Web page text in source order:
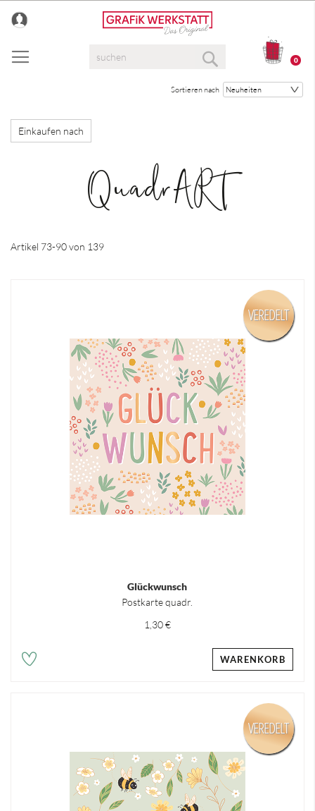
zum
0
QuadrART
Artikel 73-90von 139
Sortieren nach
Glückwunsch
Postkarte quadr.
1,30 €
VEREDELT
WARENKORB
VEREDELT
Einkaufen nach